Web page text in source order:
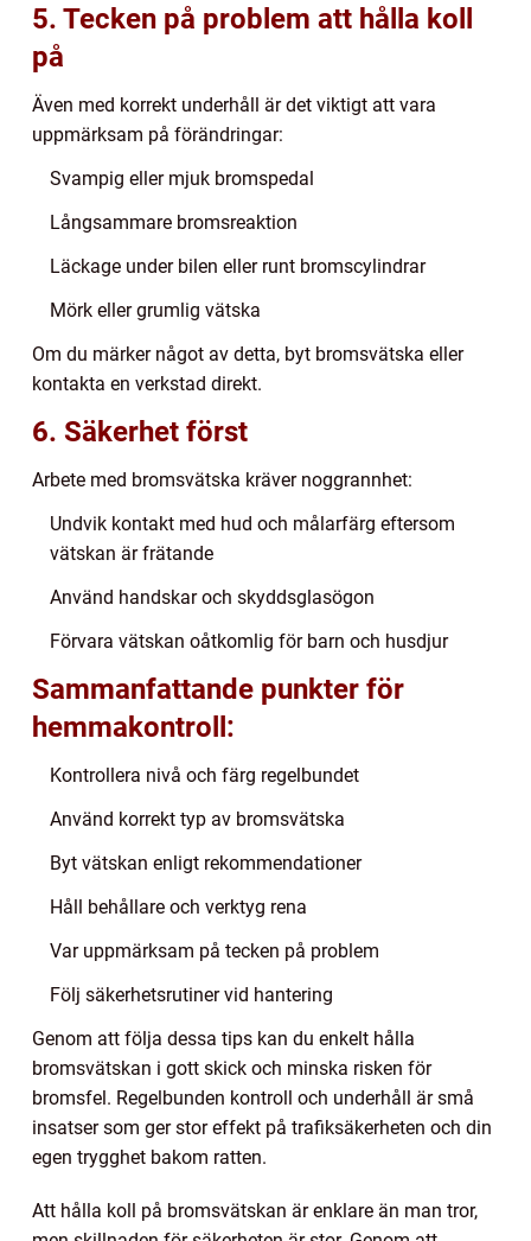
5. Tecken på problem att hålla koll
på
Även med korrekt underhåll är det viktigt att vara
uppmärksam på förändringar:
Svampig eller mjuk bromspedal
Långsammare bromsreaktion
Läckage under bilen eller runt bromscylindrar
Mörk eller grumlig vätska
Om du märker något av detta, byt bromsvätska eller
kontakta en verkstad direkt.
6. Säkerhet först
Arbete med bromsvätska kräver noggrannhet:
Undvik kontakt med hud och målarfärg eftersom
vätskan är frätande
Använd handskar och skyddsglasögon
Förvara vätskan oåtkomlig för barn och husdjur
Sammanfattande punkter för
hemmakontroll:
Kontrollera nivå och färg regelbundet
Använd korrekt typ av bromsvätska
Byt vätskan enligt rekommendationer
Håll behållare och verktyg rena
Var uppmärksam på tecken på problem
Följ säkerhetsrutiner vid hantering
Genom att följa dessa tips kan du enkelt hålla
bromsvätskan i gott skick och minska risken för
bromsfel. Regelbunden kontroll och underhåll är små
insatser som ger stor effekt på trafiksäkerheten och din
egen trygghet bakom ratten.
Att hålla koll på bromsvätskan är enklare än man tror,